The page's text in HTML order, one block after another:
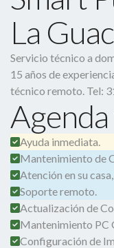
La
Servicio técnico a
15 años de
técnico remoto. Tel:
Ayuda inmediata.
Mantenimiento de
Atención en su
Soporte remoto.
Actualización de
Mantenimiento PC
Configuración de